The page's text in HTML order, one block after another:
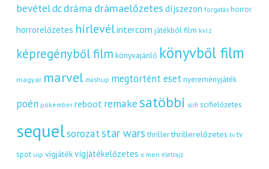
bevételdcdráma drámaelőzetes díjszezon forgatás horror
horrorelőzetes hírlevélintercom játékból film kvíz
képregényből film könyvajánló könyvből film
magyar marvel mashup megtörtént eset nyereményjáték
poén pókember reboot remakesatöbbi scifi scifielőzetes
sequelsorozat star wars thriller thrillerelőzetes tv tv
spot uip vígjátékvígjátékelőzetes x men életrajz